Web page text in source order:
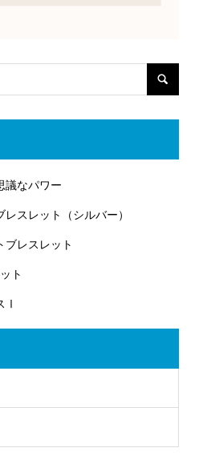
議なパワー
スレット（シルバー）
ブレスレット
ト
Ⅰ